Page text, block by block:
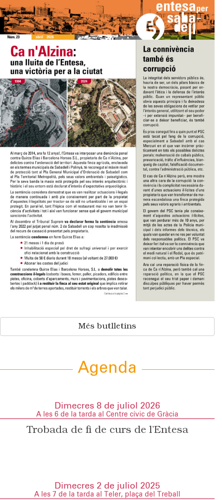
Més butlletins
Agenda
Dimecres 8 de juliol 2026
A les 6 de la tarda al Centre cívic de Gràcia
Trobada de fi de curs de l’Entesa
Dimecres 2 de juliol 2025
A les 7 de la tarda al Teler, plaça del Treball